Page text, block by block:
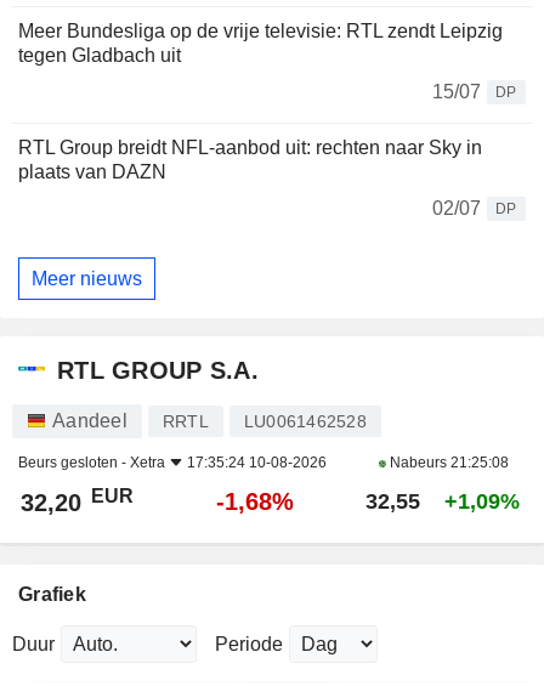
Meer Bundesliga op de vrije televisie: RTL zendt Leipzig
tegen Gladbach uit
15/07
DP
RTL Group breidt NFL-aanbod uit: rechten naar Sky in
plaats van DAZN
02/07
DP
Meer nieuws
RTL GROUP S.A.
Aandeel RRTL LU0061462528
Beurs gesloten - Xetra 17:35:24 10-08-2026 Nabeurs 21:25:08
32,20 EUR -1,68% 32,55 +1,09%
Grafiek
Duur Periode